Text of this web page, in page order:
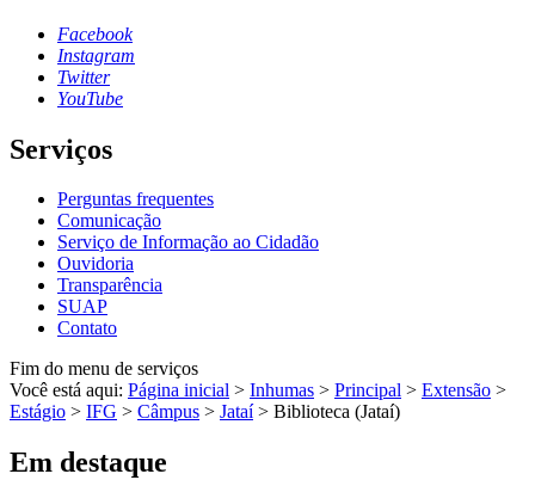
Facebook
Instagram
Twitter
YouTube
Serviços
Perguntas frequentes
Comunicação
Serviço de Informação ao Cidadão
Ouvidoria
Transparência
SUAP
Contato
Fim do menu de serviços
Você está aqui: Página inicial > Inhumas > Principal > Extensão >
Estágio > IFG > Câmpus > Jataí > Biblioteca (Jataí)
Em destaque